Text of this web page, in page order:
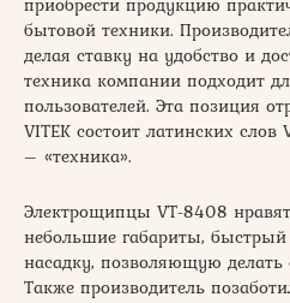
бытовой техники.
делая ставку на удобство и
техника компании подходит
пользователей. Эта позиция
VITEK состоит латинских
– «техника».
Электрощипцы VT-8408
небольшие габариты, быстрый
насадку, позволяющую делать
Также производитель